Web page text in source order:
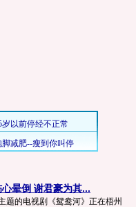
晕倒 谢君豪为其...
题的电视剧《鸳鸯河》正在梧州